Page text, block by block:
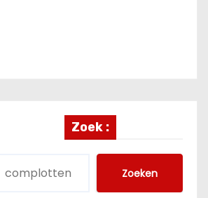
Zoek :
Zoeken